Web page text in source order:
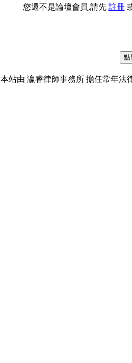
您還不是論壇會員,請先 註冊
本站由 瀛睿律師事務所 擔任常年法